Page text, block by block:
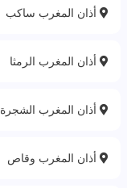
أذان المغرب ساكب
أذان المغرب الرمثا
أذان المغرب الشجرة
أذان المغرب وقاص‎